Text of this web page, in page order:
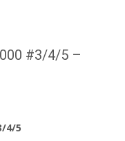
#3/4/5 –
4/5